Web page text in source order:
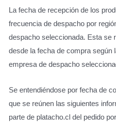
La fecha de recepción de los
frecuencia de despacho por
despacho seleccionada. Esta se
desde la fecha de compra según
empresa de despacho
Se entendiéndose por fecha de
que se reúnen las siguientes
parte de platacho.cl del pedido